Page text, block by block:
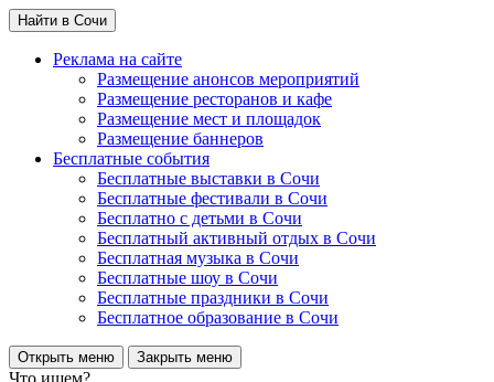
Найти в Сочи
Реклама на сайте
Размещение анонсов мероприятий
Размещение ресторанов и кафе
Размещение мест и площадок
Размещение баннеров
Бесплатные события
Бесплатные выставки в Сочи
Бесплатные фестивали в Сочи
Бесплатно с детьми в Сочи
Бесплатный активный отдых в Сочи
Бесплатная музыка в Сочи
Бесплатные шоу в Сочи
Бесплатные праздники в Сочи
Бесплатное образование в Сочи
Открыть меню Закрыть меню
Что ищем?